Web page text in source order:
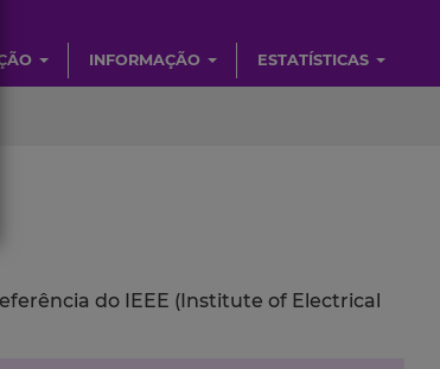
INFORMAÇÃO ESTATÍSTICAS
do IEEE (Institute of Electrical